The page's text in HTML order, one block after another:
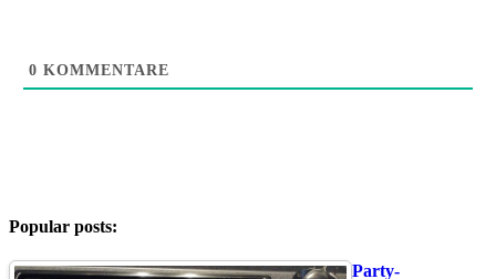
0 KOMMENTARE
Popular posts:
Party-